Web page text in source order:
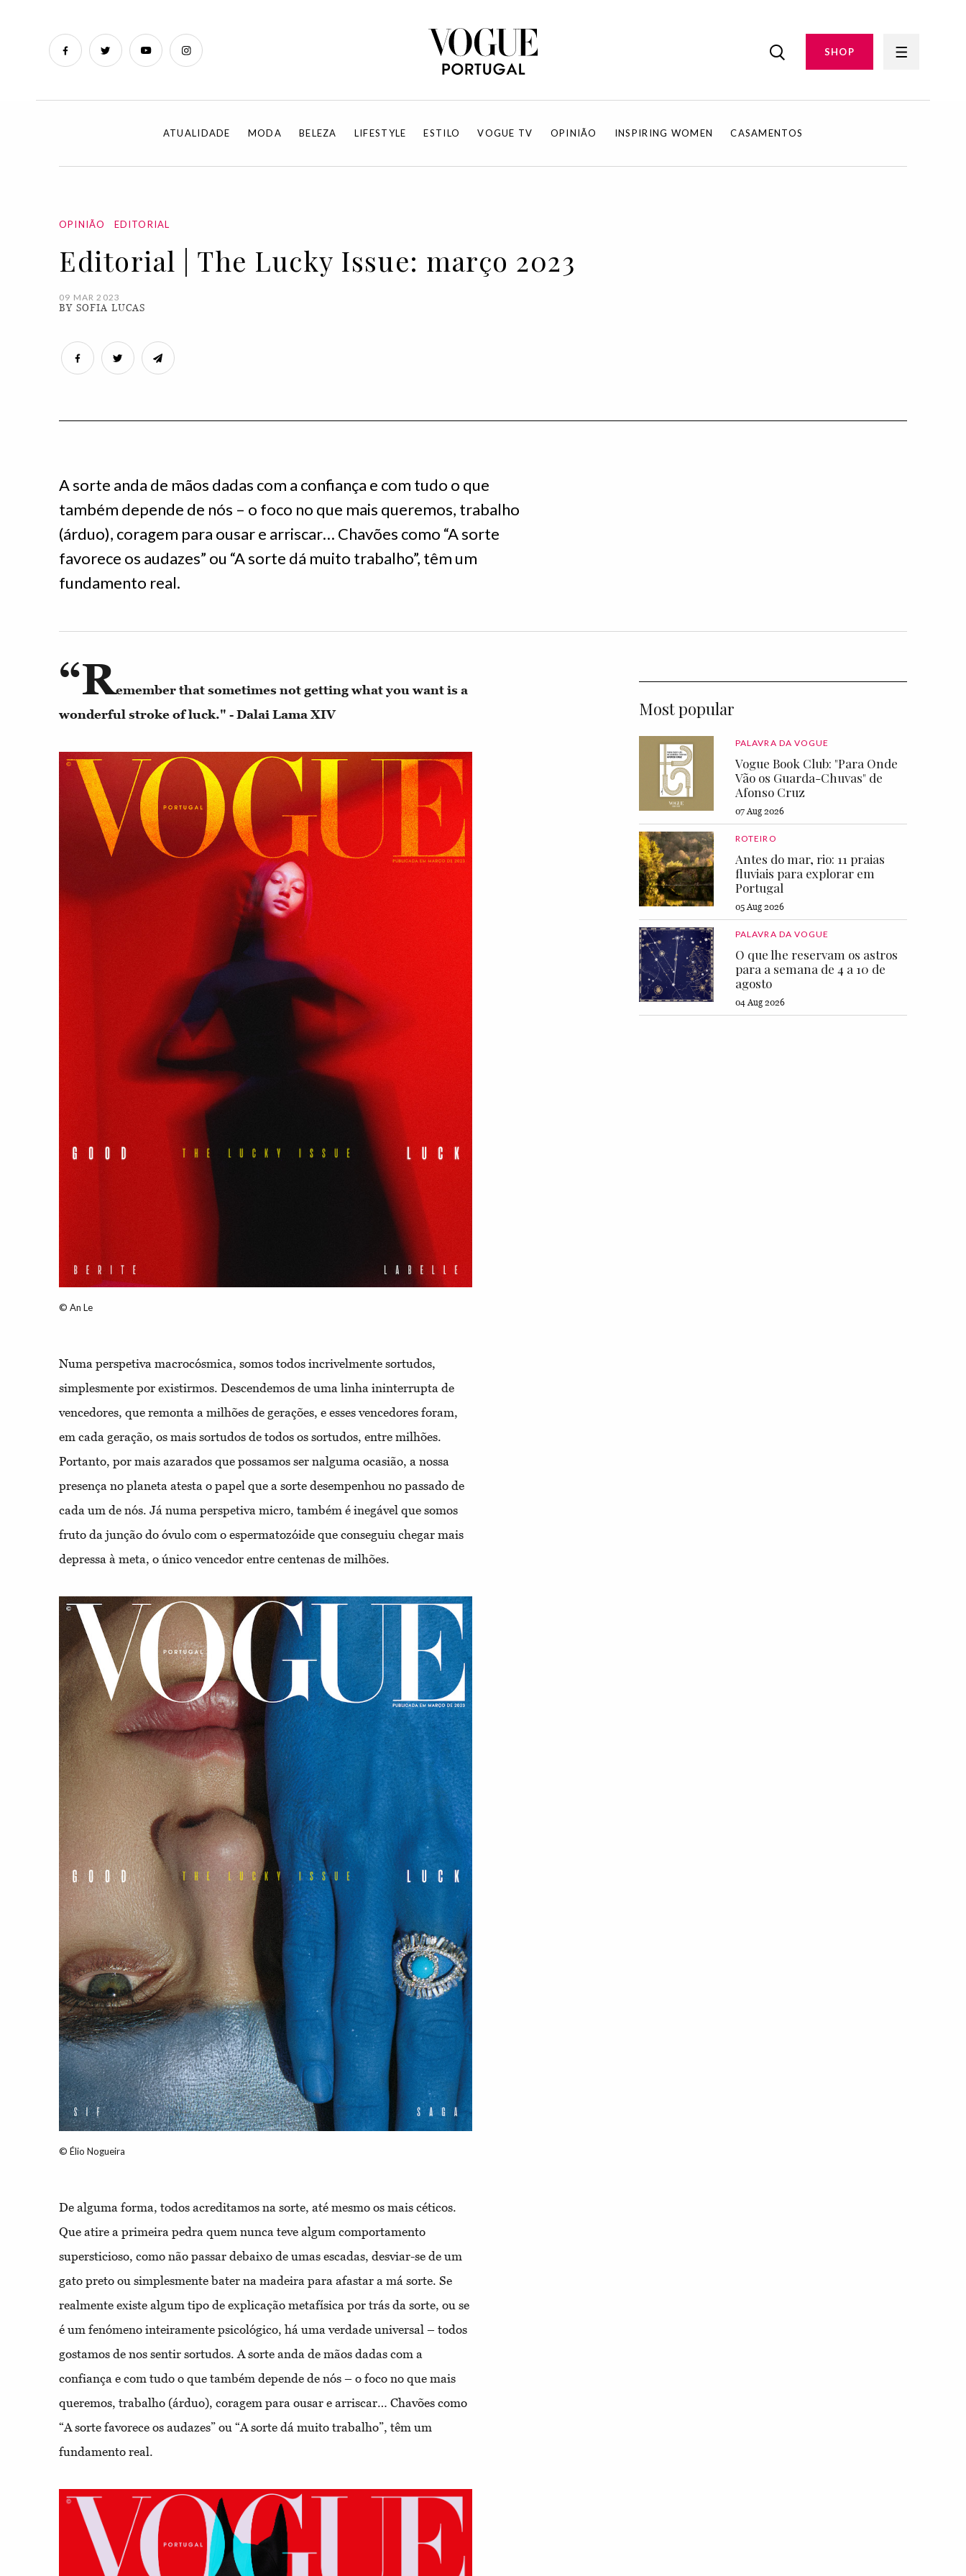
SHOP
ATUALIDADE MODA BELEZA LIFESTYLE ESTILO VOGUE TV OPINIÃO INSPIRING WOMEN CASAMENTOS
OPINIÃO EDITORIAL
Editorial | The Lucky Issue: março 2023
09 MAR 2023
BY SOFIA LUCAS
A sorte anda de mãos dadas com a confiança e com tudo o que
também depende de nós – o foco no que mais queremos, trabalho
(árduo), coragem para ousar e arriscar… Chavões como “A sorte
favorece os audazes” ou “A sorte dá muito trabalho”, têm um
fundamento real.
“Remember that sometimes not getting what you want is a
wonderful stroke of luck." - Dalai Lama XIV
© An Le
Numa perspetiva macrocósmica, somos todos incrivelmente sortudos,
simplesmente por existirmos. Descendemos de uma linha ininterrupta de
vencedores, que remonta a milhões de gerações, e esses vencedores foram,
em cada geração, os mais sortudos de todos os sortudos, entre milhões.
Portanto, por mais azarados que possamos ser nalguma ocasião, a nossa
presença no planeta atesta o papel que a sorte desempenhou no passado de
cada um de nós. Já numa perspetiva micro, também é inegável que somos
fruto da junção do óvulo com o espermatozóide que conseguiu chegar mais
depressa à meta, o único vencedor entre centenas de milhões.
© Élio Nogueira
De alguma forma, todos acreditamos na sorte, até mesmo os mais céticos.
Que atire a primeira pedra quem nunca teve algum comportamento
supersticioso, como não passar debaixo de umas escadas, desviar-se de um
gato preto ou simplesmente bater na madeira para afastar a má sorte. Se
realmente existe algum tipo de explicação metafísica por trás da sorte, ou se
é um fenómeno inteiramente psicológico, há uma verdade universal – todos
gostamos de nos sentir sortudos. A sorte anda de mãos dadas com a
confiança e com tudo o que também depende de nós – o foco no que mais
queremos, trabalho (árduo), coragem para ousar e arriscar… Chavões como
“A sorte favorece os audazes” ou “A sorte dá muito trabalho”, têm um
fundamento real.
Most popular
PALAVRA DA VOGUE
Vogue Book Club: "Para Onde
Vão os Guarda-Chuvas" de
Afonso Cruz
07 Aug 2026
ROTEIRO
Antes do mar, rio: 11 praias
fluviais para explorar em
Portugal
05 Aug 2026
PALAVRA DA VOGUE
O que lhe reservam os astros
para a semana de 4 a 10 de
agosto
04 Aug 2026